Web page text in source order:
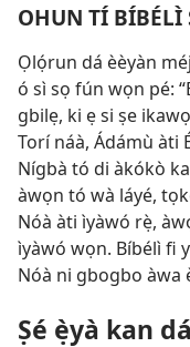
OHUN TÍ BÍBÉLÌ
Ọlọ́run dá èèyàn
ó sì sọ fún wọn pé:
gbilẹ, ki ẹ si ṣe
Torí náà, Ádámù àti
Nígbà tó di àkókò
àwọn tó wà láyé,
Nóà àti ìyàwó rẹ̀,
ìyàwó wọn. Bíbélì fi
Nóà ni gbogbo àwa
Ṣé ẹ̀yà kan